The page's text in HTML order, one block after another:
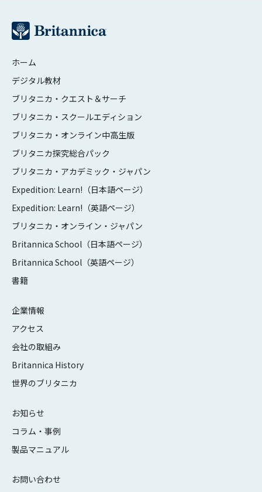
ホーム
デジタル教材
ブリタニカ・クエスト＆サーチ
ブリタニカ・スクールエディション
ブリタニカ・オンライン中高生版
ブリタニカ探究総合パック
ブリタニカ・アカデミック・ジャパン
Expedition: Learn!（日本語ページ）
Expedition: Learn!（英語ページ）
ブリタニカ・オンライン・ジャパン
Britannica School（日本語ページ）
Britannica School（英語ページ）
書籍
企業情報
アクセス
会社の取組み
Britannica History
世界のブリタニカ
お知らせ
コラム・事例
製品マニュアル
お問い合わせ